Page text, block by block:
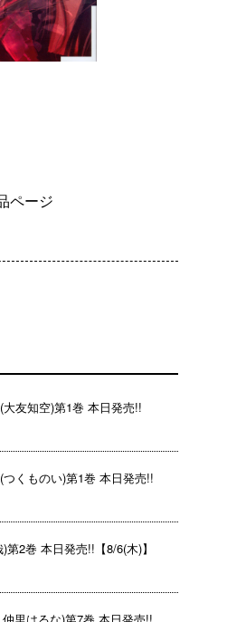
ページ
大友知空)第1巻 本日発売!!
つくものい)第1巻 本日発売!!
第2巻 本日発売!!【8/6(木)】
仲里はるな)第7巻 本日発売!!